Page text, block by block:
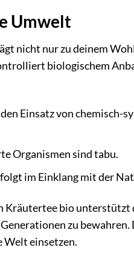
Umwelt
nicht nur zu deinem
biologischem
Einsatz von chemisch-
Organismen sind tabu.
im Einklang mit der
bio unterstützt
zu
Welt einsetzen.